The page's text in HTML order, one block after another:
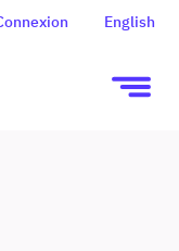
English